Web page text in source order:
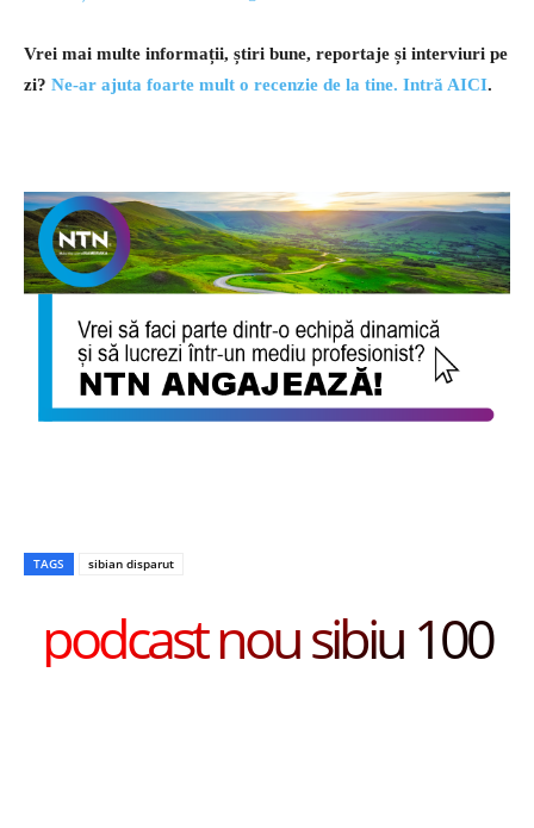
Vrei mai multe informații, știri bune, reportaje și interviuri pe
zi? Ne-ar ajuta foarte mult o recenzie de la tine. Intră AICI.
TAGS sibian disparut
podcast nou sibiu 100